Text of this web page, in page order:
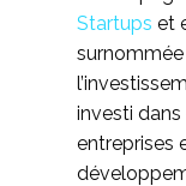
Startups et
investi
entreprises